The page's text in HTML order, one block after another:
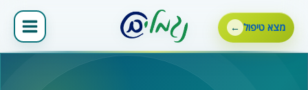
לתוכןמצא טיפול